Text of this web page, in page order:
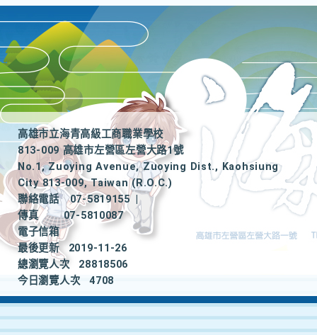
高雄市立海青高級工商職業學校
813-009 高雄市左營區左營大路1號
No.1, Zuoying Avenue, Zuoying Dist., Kaohsiung
City 813-009, Taiwan (R.O.C.)
聯絡電話
07-5819155
|
傳真
07-5810087
電子信箱
最後更新
2019-11-26
總瀏覽人次
28818506
今日瀏覽人次
4708